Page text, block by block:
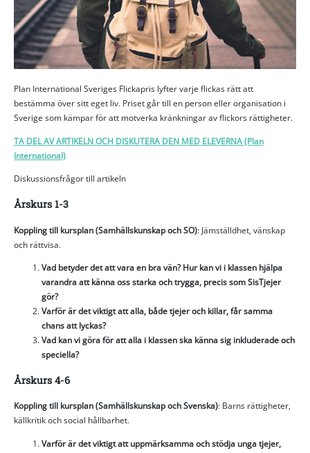
Plan International Sveriges Flickapris lyfter varje flickas rätt att
bestämma över sitt eget liv. Priset går till en person eller organisation i
Sverige som kämpar för att motverka kränkningar av flickors rättigheter.
TA DEL AV ARTIKELN OCH DISKUTERA DEN MED ELEVERNA (Plan
International)
Diskussionsfrågor till artikeln
Årskurs 1-3
Koppling till kursplan (Samhällskunskap och SO): Jämställdhet, vänskap
och rättvisa.
Vad betyder det att vara en bra vän? Hur kan vi i klassen hjälpa
varandra att känna oss starka och trygga, precis som SisTjejer
gör?
Varför är det viktigt att alla, både tjejer och killar, får samma
chans att lyckas?
Vad kan vi göra för att alla i klassen ska känna sig inkluderade och
speciella?
Årskurs 4-6
Koppling till kursplan (Samhällskunskap och Svenska): Barns rättigheter,
källkritik och social hållbarhet.
Varför är det viktigt att uppmärksamma och stödja unga tjejer,